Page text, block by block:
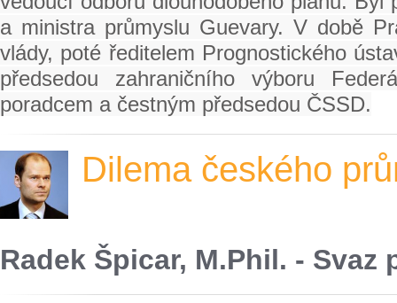
a ministra průmyslu Guevary. V době
vlády, poté ředitelem Prognostického
předsedou zahraničního výboru
poradcem a čestným předsedou ČSSD.
Dilema českého
Radek Špicar, M.Phil. -